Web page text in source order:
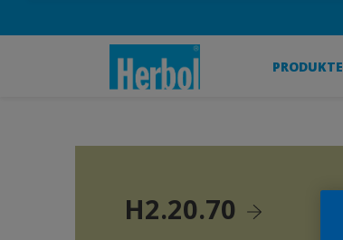
PRODUKTE
H2.20.70